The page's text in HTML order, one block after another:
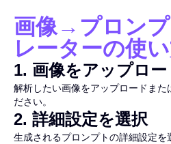
画像→プロン
レーターの使
1. 画像をアップロー
解析したい画像をアップロードまた
ださい。
2. 詳細設定を選択
生成されるプロンプトの詳細設定を